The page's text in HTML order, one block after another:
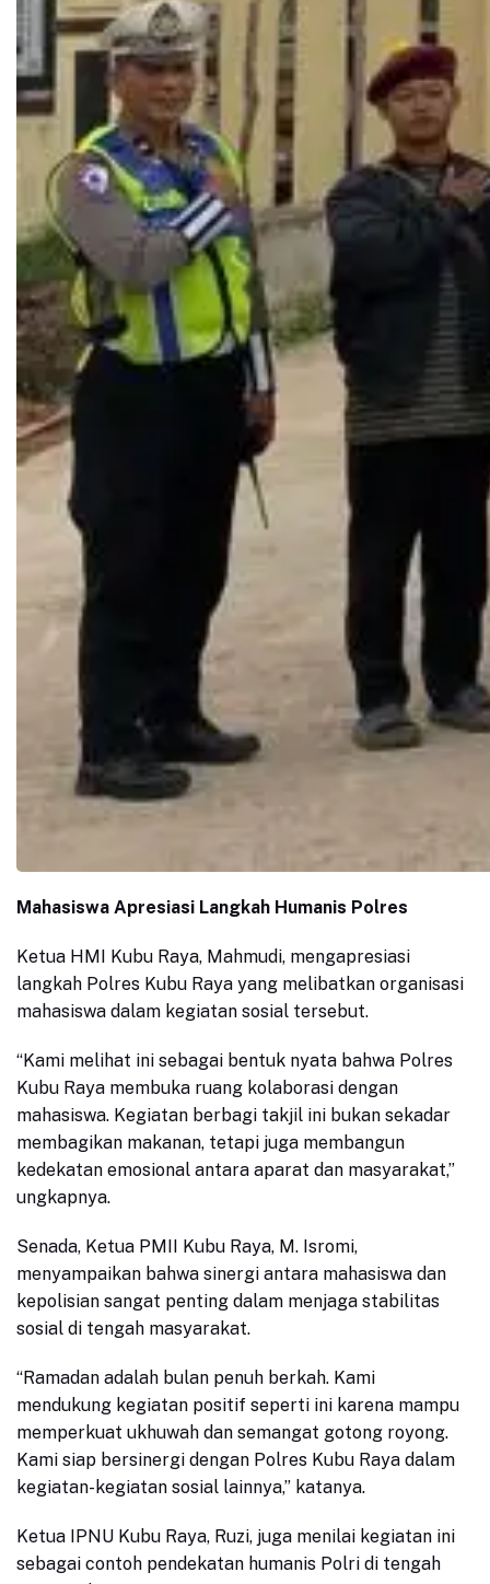
Mahasiswa Apresiasi Langkah Humanis Polres
Ketua HMI Kubu Raya, Mahmudi, mengapresiasi
langkah Polres Kubu Raya yang melibatkan organisasi
mahasiswa dalam kegiatan sosial tersebut.
“Kami melihat ini sebagai bentuk nyata bahwa Polres
Kubu Raya membuka ruang kolaborasi dengan
mahasiswa. Kegiatan berbagi takjil ini bukan sekadar
membagikan makanan, tetapi juga membangun
kedekatan emosional antara aparat dan masyarakat,”
ungkapnya.
Senada, Ketua PMII Kubu Raya, M. Isromi,
menyampaikan bahwa sinergi antara mahasiswa dan
kepolisian sangat penting dalam menjaga stabilitas
sosial di tengah masyarakat.
“Ramadan adalah bulan penuh berkah. Kami
mendukung kegiatan positif seperti ini karena mampu
memperkuat ukhuwah dan semangat gotong royong.
Kami siap bersinergi dengan Polres Kubu Raya dalam
kegiatan-kegiatan sosial lainnya,” katanya.
Ketua IPNU Kubu Raya, Ruzi, juga menilai kegiatan ini
sebagai contoh pendekatan humanis Polri di tengah